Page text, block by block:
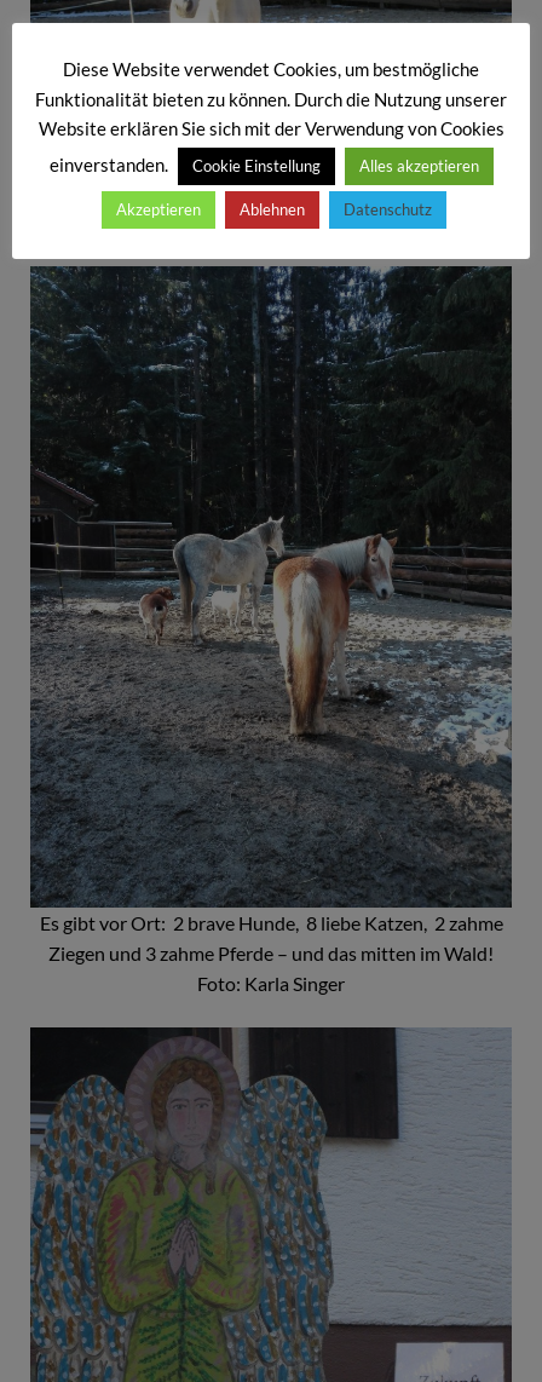
Friedliche Haustiere am Kraus-Anwesen
Es gibt vor Ort: 2 brave Hunde, 8 liebe Katzen, 2 zahme
Ziegen und 3 zahme Pferde – und das mitten im Wald!
Foto: Karla Singer
Diese Website verwendet Cookies, um bestmögliche
Funktionalität bieten zu können. Durch die Nutzung unserer
Website erklären Sie sich mit der Verwendung von Cookies
einverstanden.
Cookie Einstellung Alles akzeptieren
Akzeptieren Ablehnen Datenschutz